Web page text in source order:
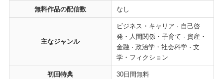
無料作品の配信数 なし
主なジャンル
ビジネス・キャリア · 自己啓
発・人間関係・子育て · 資産・
金融 · 政治学・社会科学 · 文
学・フィクション
初回特典 30日間無料